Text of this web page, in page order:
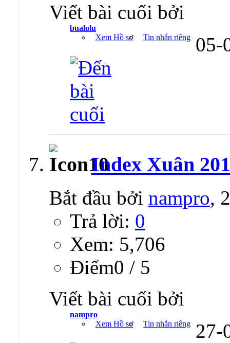
Viết bài cuối bởi
bualolu
Xem Hồ sơ
Tin nhắn riêng 05-
Index Xuân
Bắt đầu bởi nampro,
Trả lời: 0
Xem: 5,706
Ðiểm0 / 5
Viết bài cuối bởi
nampro
Xem Hồ sơ
Tin nhắn riêng 27-